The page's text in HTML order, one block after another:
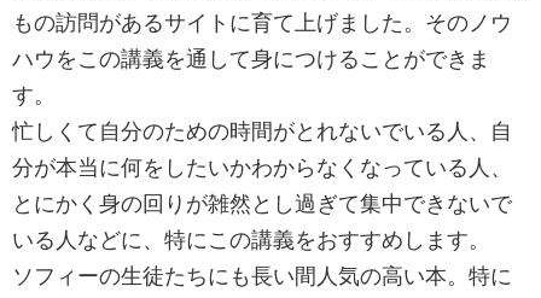
もの訪問があるサイトに育て上げました。そのノウ
ハウをこの講義を通して身につけることができま
す。
忙しくて自分のための時間がとれないでいる人、自
分が本当に何をしたいかわからなくなっている人、
とにかく身の回りが雑然とし過ぎて集中できないで
いる人などに、特にこの講義をおすすめします。
ソフィーの生徒たちにも長い間人気の高い本。特に